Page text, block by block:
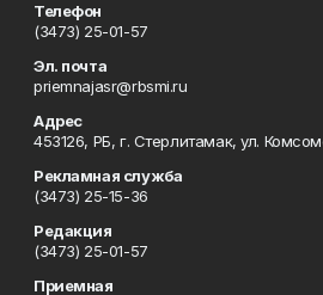
Телефон
(3473) 25-01-57
Эл. почта
priemnajasr@rbsmi.ru
Адрес
453126, РБ, г. Стерлитамак, ул.
Рекламная служба
(3473) 25-15-36
Редакция
(3473) 25-01-57
Приемная